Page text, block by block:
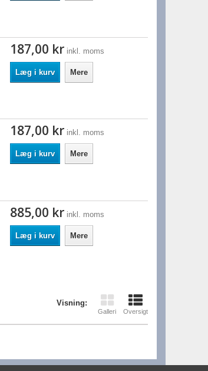
187,00 kr inkl. moms
Læg i kurv Mere
187,00 kr inkl. moms
Læg i kurv Mere
885,00 kr inkl. moms
Læg i kurv Mere
Visning:
Galleri Oversigt